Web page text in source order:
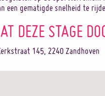
een gematigde snelheid te
DEZE STAGE
145, 2240 Zandhoven